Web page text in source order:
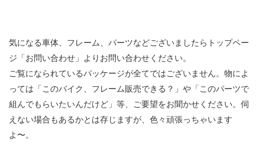
気になる車体、フレーム、パーツなどございましたらトップペー
ジ「お問い合わせ」よりお問い合わせください。
ご覧になられているパッケージが全てではございません。物によ
っては「このバイク、フレーム販売できる？」や「このパーツで
組んでもらいたいんだけど」等、ご要望をお聞かせください。伺
えない場合もあるかとは存じますが、色々頑張っちゃいます
よ〜。